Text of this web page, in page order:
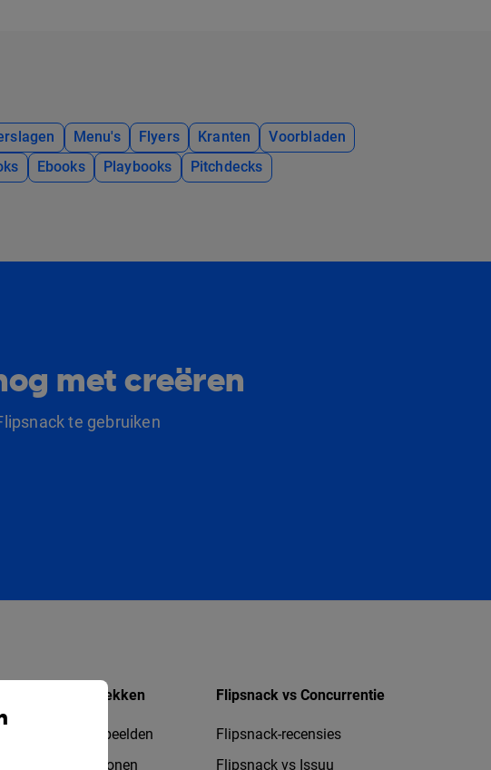
Menu's Flyers Kranten
Voorbladen
Ebooks Playbooks
Pitchdecks
met creëren
te gebruiken
Ontdekken
Voorbeelden
Sjablonen
Flipsnack vs Concurrentie
Flipsnack-recensies
Flipsnack vs Issuu